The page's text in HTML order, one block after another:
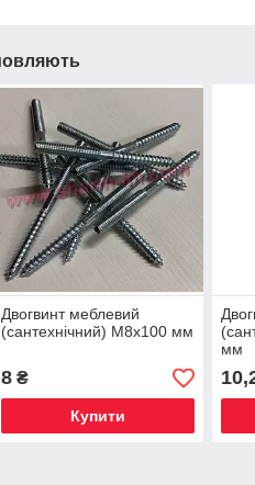
Двогвинт меблевий
(сантехнічний) М8х100 мм
8₴
Купити
мм